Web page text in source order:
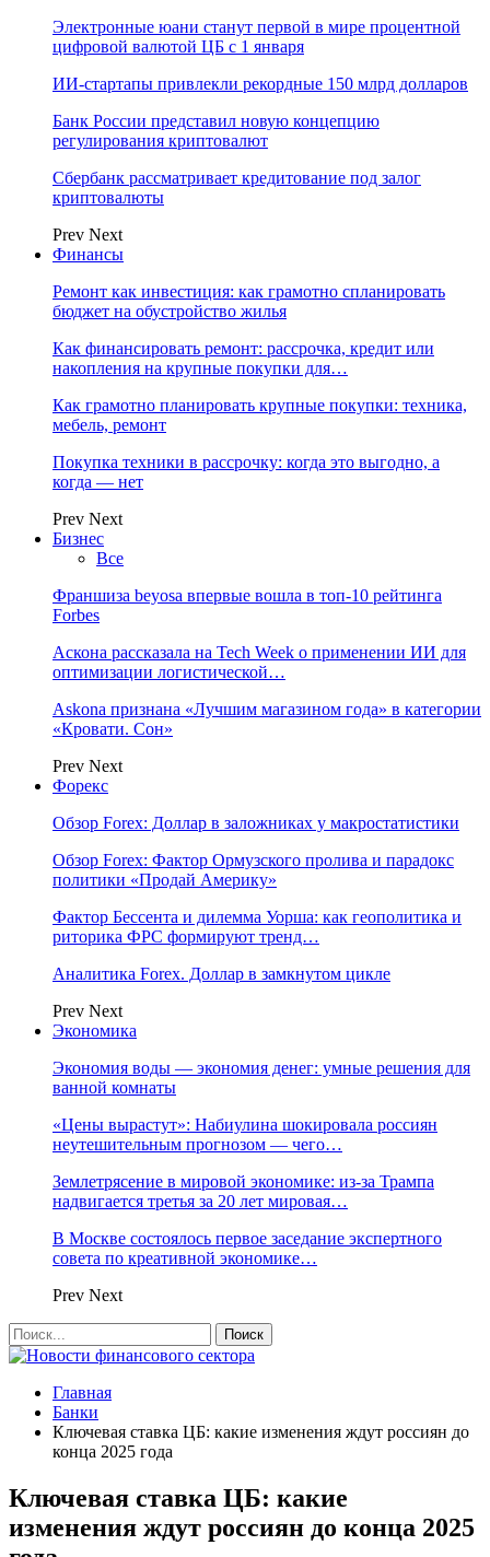
Электронные юани станут первой в мире процентной
цифровой валютой ЦБ с 1 января
ИИ-стартапы привлекли рекордные 150 млрд долларов
Банк России представил новую концепцию
регулирования криптовалют
Сбербанк рассматривает кредитование под залог
криптовалюты
Prev Next
Финансы
Ремонт как инвестиция: как грамотно спланировать
бюджет на обустройство жилья
Как финансировать ремонт: рассрочка, кредит или
накопления на крупные покупки для…
Как грамотно планировать крупные покупки: техника,
мебель, ремонт
Покупка техники в рассрочку: когда это выгодно, а
когда — нет
Prev Next
Бизнес
Все
Франшиза beyosa впервые вошла в топ-10 рейтинга
Forbes
Аскона рассказала на Tech Week о применении ИИ для
оптимизации логистической…
Askona признана «Лучшим магазином года» в категории
«Кровати. Сон»
Prev Next
Форекс
Обзор Forex: Доллар в заложниках у макростатистики
Обзор Forex: Фактор Ормузского пролива и парадокс
политики «Продай Америку»
Фактор Бессента и дилемма Уорша: как геополитика и
риторика ФРС формируют тренд…
Аналитика Forex. Доллар в замкнутом цикле
Prev Next
Экономика
Экономия воды — экономия денег: умные решения для
ванной комнаты
«Цены вырастут»: Набиулина шокировала россиян
неутешительным прогнозом — чего…
Землетрясение в мировой экономике: из-за Трампа
надвигается третья за 20 лет мировая…
В Москве состоялось первое заседание экспертного
совета по креативной экономике…
Prev Next
Главная
Банки
Ключевая ставка ЦБ: какие изменения ждут россиян до
конца 2025 года
Ключевая ставка ЦБ: какие
изменения ждут россиян до конца 2025